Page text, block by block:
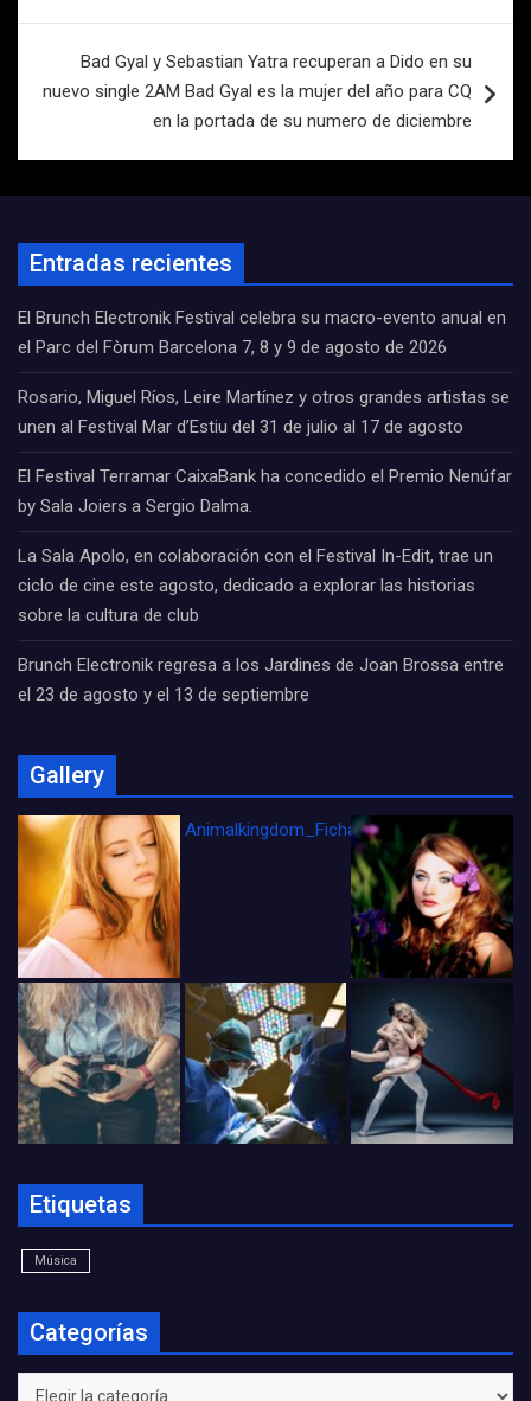
Bad Gyal y Sebastian Yatra recuperan a Dido en su
nuevo single 2AM Bad Gyal es la mujer del año para CQ
en la portada de su numero de diciembre
Entradas recientes
El Brunch Electronik Festival celebra su macro-evento anual en
el Parc del Fòrum Barcelona 7, 8 y 9 de agosto de 2026
Rosario, Miguel Ríos, Leire Martínez y otros grandes artistas se
unen al Festival Mar d’Estiu del 31 de julio al 17 de agosto
El Festival Terramar CaixaBank ha concedido el Premio Nenúfar
by Sala Joiers a Sergio Dalma.
La Sala Apolo, en colaboración con el Festival In-Edit, trae un
ciclo de cine este agosto, dedicado a explorar las historias
sobre la cultura de club
Brunch Electronik regresa a los Jardines de Joan Brossa entre
el 23 de agosto y el 13 de septiembre
Gallery
Animalkingdom_FichaCine
Etiquetas
Música
Categorías
Categorías